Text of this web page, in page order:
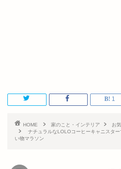
1
HOME 家のこと・インテリア
お
ナチュラルなLOLOコーヒーキャニスタ
い物マラソン